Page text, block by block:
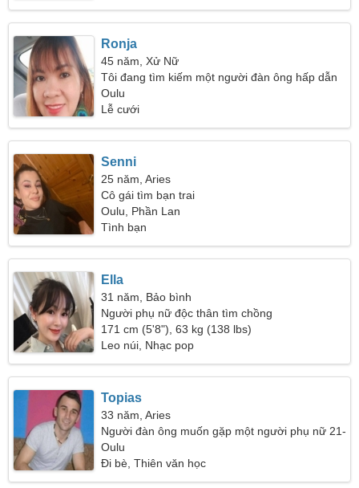
Ronja
45 năm, Xử Nữ
Tôi đang tìm kiếm một người đàn ông hấp dẫn
về thể hình
Oulu
Lễ cưới
Senni
25 năm, Aries
Cô gái tìm bạn trai
Oulu, Phần Lan
Tình bạn
Ella
31 năm, Bảo bình
Người phụ nữ độc thân tìm chồng
171 cm (5'8"), 63 kg (138 lbs)
Leo núi, Nhạc pop
Topias
33 năm, Aries
Người đàn ông muốn gặp một người phụ nữ 21-
29
Oulu
Đi bè, Thiên văn học